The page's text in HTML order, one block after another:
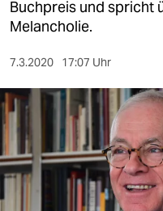
gesellschaft
kultur
sport
berlin
nord
Buchpreis und spricht
Melancholie.
7.3.2020 17:07 Uhr